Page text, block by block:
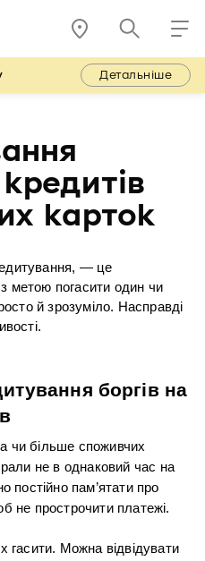
Детальніше
карток
— це
метою погасити один чи
й зрозуміло. Насправді
боргів на
чи більше споживчих
не в однаковий час на
постійно пам’ятати про
не прострочити платежі.
гасити. Можна відвідувати